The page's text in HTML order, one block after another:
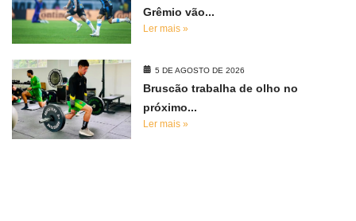
Grêmio vão...
Ler mais »
5 DE AGOSTO DE 2026
Bruscão trabalha de olho no
próximo...
Ler mais »